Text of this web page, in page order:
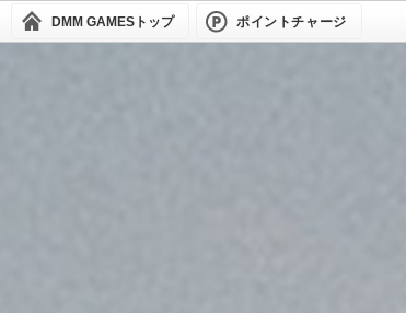
DMM GAMES トップ ポイントチャージ